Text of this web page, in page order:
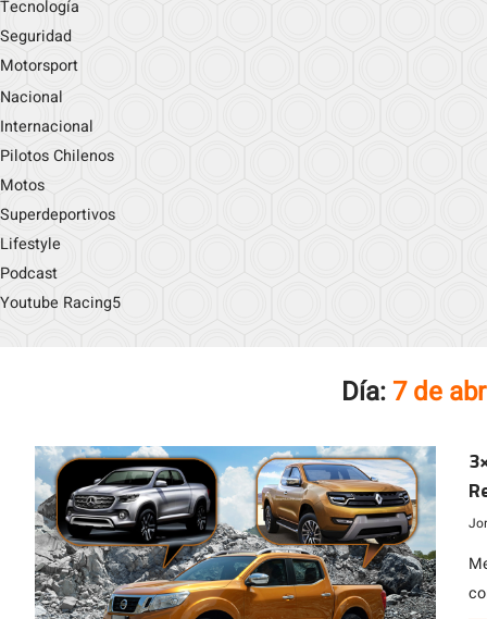
Tecnología
Seguridad
Motorsport
Nacional
Internacional
Pilotos Chilenos
Motos
Superdeportivos
Lifestyle
Podcast
Youtube Racing5
Día: 7 de